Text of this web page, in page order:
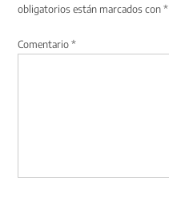
obligatorios están marcados con*
Comentario*